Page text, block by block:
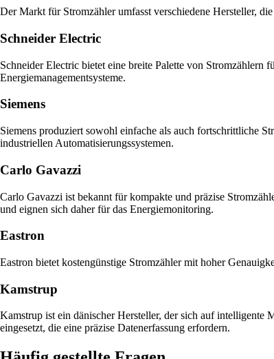
Der Markt für Stromzähler umfasst verschiedene Hersteller,
Schneider Electric
Schneider Electric bietet eine breite Palette von
Energiemanagementsysteme.
Siemens
Siemens produziert sowohl einfache als auch fortschrittliche
industriellen Automatisierungssystemen.
Carlo Gavazzi
Carlo Gavazzi ist bekannt für kompakte und präzise
und eignen sich daher für das Energiemonitoring.
Eastron
Eastron bietet kostengünstige Stromzähler mit hoher
Kamstrup
Kamstrup ist ein dänischer Hersteller, der sich auf intelligente
eingesetzt, die eine präzise Datenerfassung erfordern.